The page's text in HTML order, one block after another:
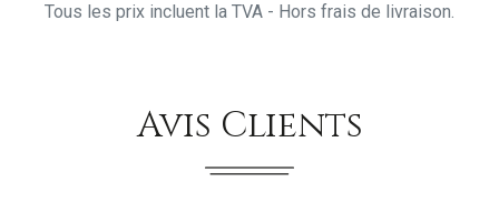
Tous les prix incluent la TVA - Hors frais de livraison.
Avis Clients